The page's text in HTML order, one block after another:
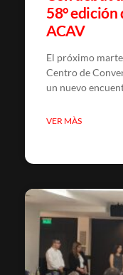
58°
ACAV
El próximo
Centro de
un nuevo
VER MÀS